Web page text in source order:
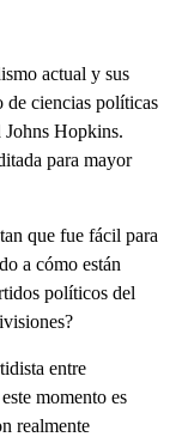
actual y sus
de ciencias políticas
Hopkins.
para mayor
que fue fácil para
a cómo están
políticos del
entre
momento es
realmente